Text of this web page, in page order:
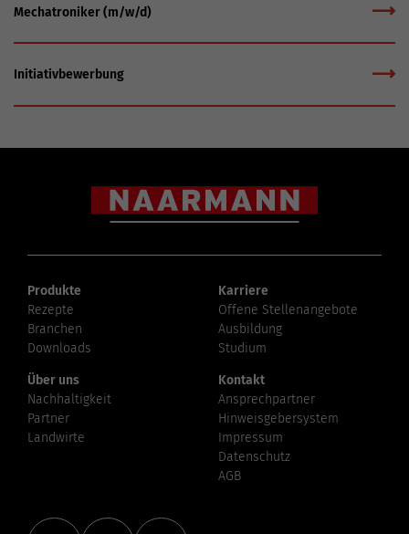
Mechatroniker (m/w/d)
Initiativbewerbung
Produkte
Rezepte
Branchen
Downloads
Karriere
Offene Stellenangebote
Ausbildung
Studium
Über uns
Nachhaltigkeit
Partner
Landwirte
Kontakt
Ansprechpartner
Hinweisgebersystem
Impressum
Datenschutz
AGB